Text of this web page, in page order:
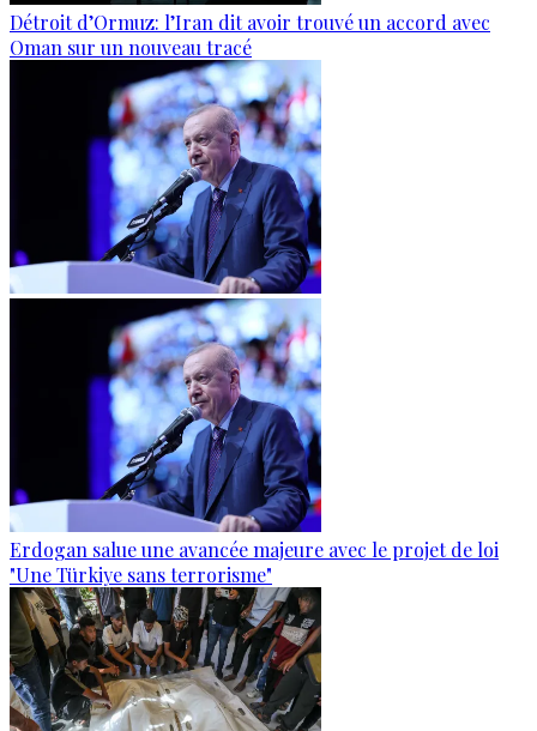
Détroit d’Ormuz: l’Iran dit avoir trouvé un accord avec
Oman sur un nouveau tracé
Erdogan salue une avancée majeure avec le projet de loi
"Une Türkiye sans terrorisme"